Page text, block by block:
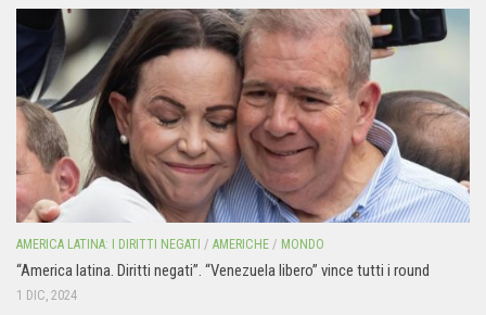
AMERICA LATINA: I DIRITTI NEGATI / AMERICHE / MONDO
“America latina. Diritti negati”. “Venezuela libero” vince tutti i round
1 DIC, 2024